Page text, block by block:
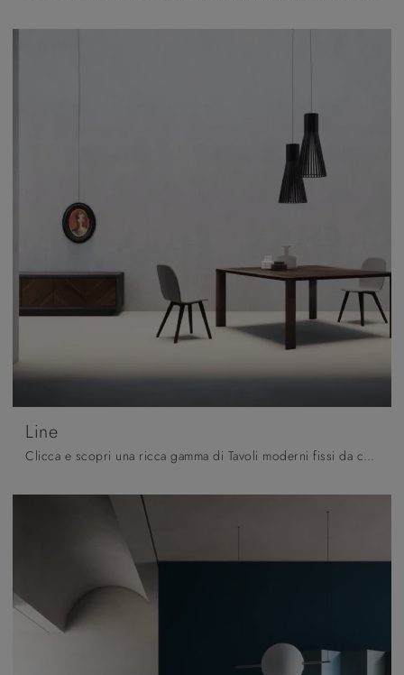
Line
Clicca e scopri una ricca gamma di Tavoli moderni fissi da cucina! Il modello Line di Pizzolato ti sta aspettando.